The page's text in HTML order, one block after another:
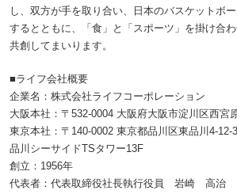
し、双方が手を取り合い、日本のバスケットボ
するとともに、「食」と「スポーツ」を掛け合
共創してまいります。
■ライフ会社概要
企業名：株式会社ライフコーポレーション
大阪本社：〒532-0004 大阪府大阪市淀川区西宮
東京本社：〒140-0002 東京都品川区東品川4-12-3
品川シーサイドTSタワー13F
創立：1956年
代表者：代表取締役社長執行役員 岩崎 高治